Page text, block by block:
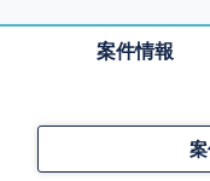
案件情報